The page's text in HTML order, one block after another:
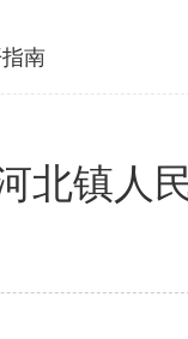
南
北镇人